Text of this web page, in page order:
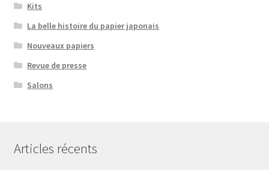
Kits
La belle histoire du papier japonais
Nouveaux papiers
Revue de presse
Salons
Articles récents